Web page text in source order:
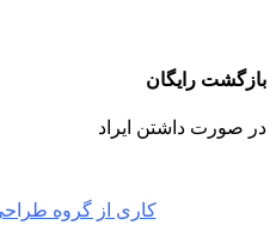
بازگشت رایگان
در صورت داشتن ایراد
کاری از گروه